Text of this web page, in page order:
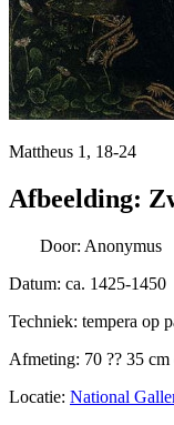
Mattheus 1, 18-24
Afbeelding:
Door: Anonymus
Datum: ca. 1425-1450
Techniek: tempera op
Afmeting: 70 ?? 35 cm
Locatie: National